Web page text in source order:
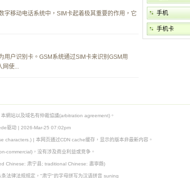
移动电话系统中，SIM卡起着极其重要的作用，它
户识别卡。GSM系统通过SIM卡来识别GSM用
网使...
手机
手机卡
網站以及域名有仲裁協議(arbitration agreement)。
驱动 | 2026-Mar-25 07:02pm
| 本网页通过CDN cache缓存，显示的版本非最新内容。
commercial)，没有涉及商业利益或竞争。
Chinese: 肃宁县; traditional Chinese: 肅寧縣)
法律法规规定，"肃宁"的字母拼写为汉语拼音 suning